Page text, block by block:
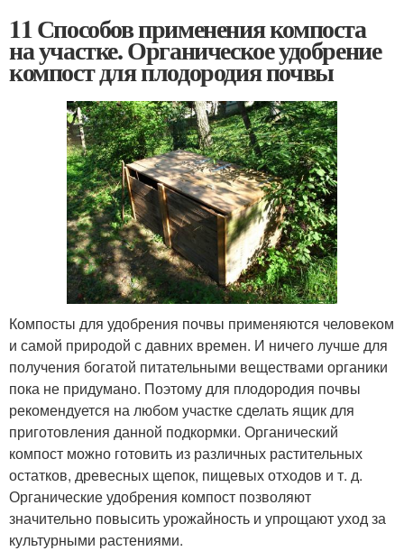
11 Способов применения компоста
на участке. Органическое удобрение
компост для плодородия почвы
Компосты для удобрения почвы применяются человеком
и самой природой с давних времен. И ничего лучше для
получения богатой питательными веществами органики
пока не придумано. Поэтому для плодородия почвы
рекомендуется на любом участке сделать ящик для
приготовления данной подкормки. Органический
компост можно готовить из различных растительных
остатков, древесных щепок, пищевых отходов и т. д.
Органические удобрения компост позволяют
значительно повысить урожайность и упрощают уход за
культурными растениями.